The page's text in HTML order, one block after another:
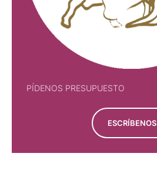
PÍDENOS PRESUPUESTO
ESCRÍBENOS